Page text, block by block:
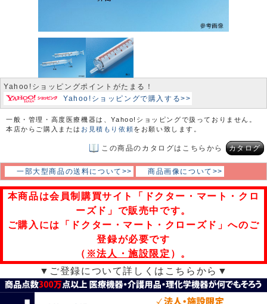
Yahoo!ショッピングポイントがたまる！
Yahoo!ショッピングで購入する>>
一般・管理・高度医療機器は、Yahoo!ショッピングで扱っておりません。
本店からご購入または お見積もり依頼をお願い致します。
この商品のカタログはこちらから カタログ
一部大型商品の送料について>> 商品画像について>>
本商品は会員制購買サイト「ドクター・マート・クロ
ーズド」で販売中です。
ご購入には「ドクター・マート・クローズド」へのご
登録が必要です
（ ※法人・施設限定 ）。
▼ご登録について詳しくはこちらから▼